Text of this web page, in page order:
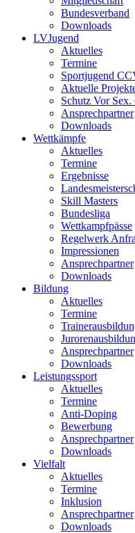
Bundesverband
Downloads
LVJugend
Aktuelles
Termine
Sportjugend
Aktuelle
Schutz Vor
Ansprechpartner
Downloads
Wettkämpfe
Aktuelles
Termine
Ergebnisse
Skill Masters
Bundesliga
Wettkampfpässe
Regelwerk
Impressionen
Ansprechpartner
Downloads
Bildung
Aktuelles
Termine
Ansprechpartner
Downloads
Leistungssport
Aktuelles
Termine
Anti-Doping
Bewerbung
Ansprechpartner
Downloads
Vielfalt
Aktuelles
Termine
Inklusion
Ansprechpartner
Downloads